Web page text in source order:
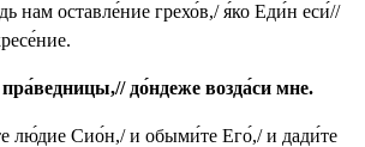
нам оставле́ние грехо́в,/ я́ко Еди́н еси́//
до́ндеже возда́си мне.
лю́дие Сио́н,/ и обыми́те Его́,/ и дади́те